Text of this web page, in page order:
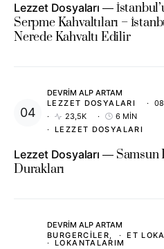
Lezzet Dosyaları
Serpme Kahvaltıları –
Nerede Kahvaltı Edilir
DEVRIM ALP ARTAM
LEZZET DOSYALARI
23,5K
6 MIN
LEZZET DOSYALARI
Lezzet Dosyaları
Samsun
Durakları
DEVRIM ALP ARTAM
BURGERCILER
ET
LOKANTALARIM